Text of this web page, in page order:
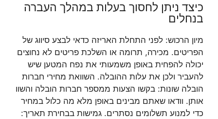
כיצד ניתן לחסוך בעלות במהלך העברה
בנחלים
מיון הרכוש: לפני התחלת האריזה כדאי לבצע סיווג של
הפריטים. מכירה, תרומה או השלכת פריטים לא נחוצים
יכולה להפחית באופן משמעותי את נפח המטען שיש
להעביר ולכן את עלות ההובלה. השוואת מחירי חברות
הובלה שונות: בקשו הצעות ממספר חברות הובלה והשוו
אותן. וודאו שאתם מבינים באופן מלא מה כלול במחיר
כדי למנוע תשלומים נסתרים. גמישות בבחירת תאריך: